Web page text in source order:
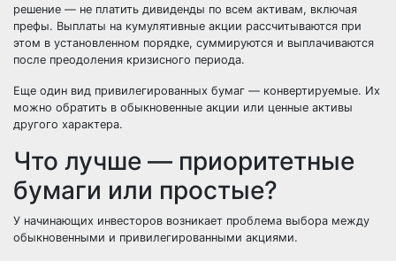
решение — не платить дивиденды по всем активам, включая
префы. Выплаты на кумулятивные акции рассчитываются при
этом в установленном порядке, суммируются и выплачиваются
после преодоления кризисного периода.
Еще один вид привилегированных бумаг — конвертируемые. Их
можно обратить в обыкновенные акции или ценные активы
другого характера.
Что лучше — приоритетные
бумаги или простые?
У начинающих инвесторов возникает проблема выбора между
обыкновенными и привилегированными акциями.